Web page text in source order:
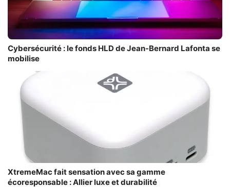
Cybersécurité : le fonds HLD de Jean-Bernard Lafonta se
mobilise
XtremeMac fait sensation avec sa gamme
écoresponsable : Allier luxe et durabilité